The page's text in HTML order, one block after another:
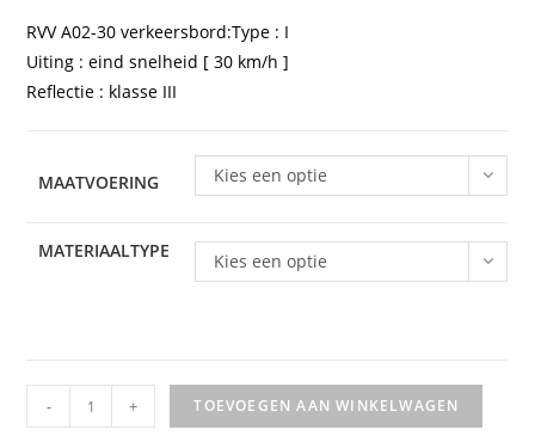
€110,00
RVV A02-30 verkeersbord:Type : I
Uiting : eind snelheid [ 30 km/h ]
Reflectie : klasse III
MAATVOERING Kies een optie
MATERIAALTYPE Kies een optie
Verkeersbord
- + TOEVOEGEN AAN WINKELWAGEN